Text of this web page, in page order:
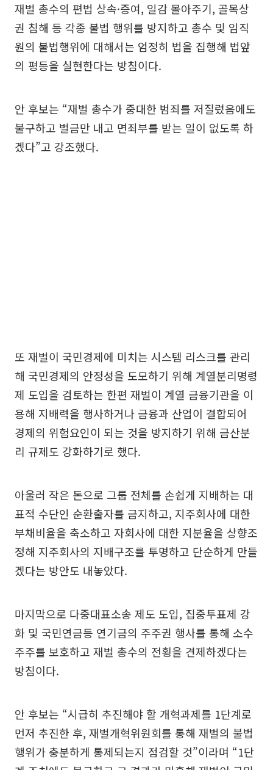
재벌 총수의 편법 상속·증여, 일감 몰아주기, 골목상
권 침해 등 각종 불법 행위를 방지하고 총수 및 임직
원의 불법행위에 대해서는 엄정히 법을 집행해 법앞
의 평등을 실현한다는 방침이다.
안 후보는 “재벌 총수가 중대한 범죄를 저질렀음에도
불구하고 벌금만 내고 면죄부를 받는 일이 없도록 하
겠다”고 강조했다.
또 재벌이 국민경제에 미치는 시스템 리스크를 관리
해 국민경제의 안정성을 도모하기 위해 계열분리명령
제 도입을 검토하는 한편 재벌이 계열 금융기관을 이
용해 지배력을 행사하거나 금융과 산업이 결합되어
경제의 위험요인이 되는 것을 방지하기 위해 금산분
리 규제도 강화하기로 했다.
아울러 작은 돈으로 그룹 전체를 손쉽게 지배하는 대
표적 수단인 순환출자를 금지하고, 지주회사에 대한
부채비율을 축소하고 자회사에 대한 지분율을 상향조
정해 지주회사의 지배구조를 투명하고 단순하게 만들
겠다는 방안도 내놓았다.
마지막으로 다중대표소송 제도 도입, 집중투표제 강
화 및 국민연금등 연기금의 주주권 행사를 통해 소수
주주를 보호하고 재벌 총수의 전횡을 견제하겠다는
방침이다.
안 후보는 “시급히 추진해야 할 개혁과제를 1단계로
먼저 추진한 후, 재벌개혁위원회를 통해 재벌의 불법
행위가 충분하게 통제되는지 점검할 것”이라며 “1단